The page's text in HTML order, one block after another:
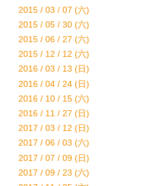
2015 / 03 / 07 (六)
2015 / 05 / 30 (六)
2015 / 06 / 27 (六)
2015 / 12 / 12 (六)
2016 / 03 / 13 (日)
2016 / 04 / 24 (日)
2016 / 10 / 15 (六)
2016 / 11 / 27 (日)
2017 / 03 / 12 (日)
2017 / 06 / 03 (六)
2017 / 07 / 09 (日)
2017 / 09 / 23 (六)